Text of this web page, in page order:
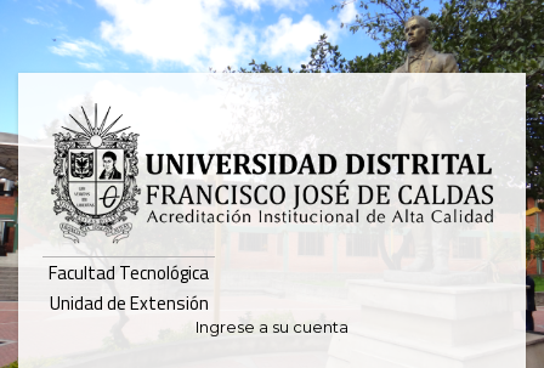
Pasar
contenido
principal
Facultad Tecnológica
Unidad de Extensión
Ingrese a su cuenta